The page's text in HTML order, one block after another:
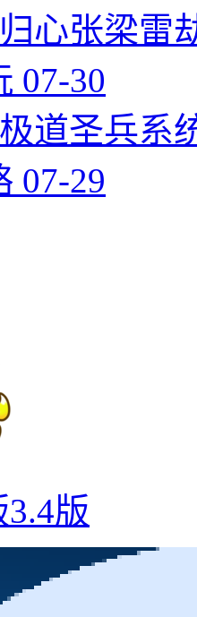
心张梁雷
07-30
道圣兵系
07-29
版